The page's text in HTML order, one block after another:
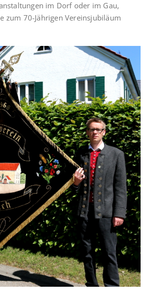
im Dorf oder im Gau,
zum 70-Jährigen Vereinsjubiläum